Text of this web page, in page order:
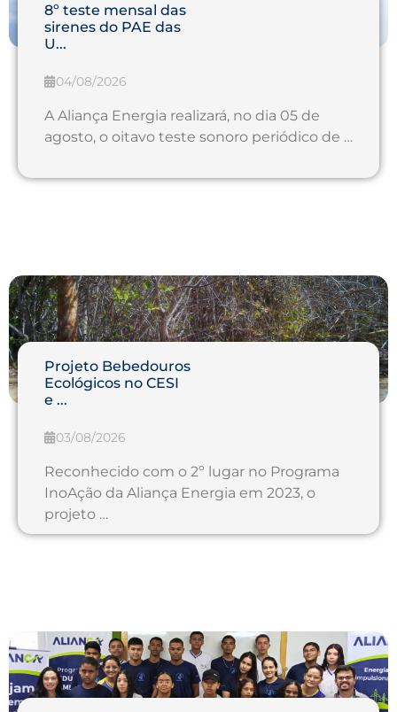
8º teste mensal das
sirenes do PAE das
U...
04/08/2026
A Aliança Energia realizará, no dia 05 de
agosto, o oitavo teste sonoro periódico de …
Projeto Bebedouros
Ecológicos no CESI
e ...
03/08/2026
Reconhecido com o 2º lugar no Programa
InoAção da Aliança Energia em 2023, o
projeto …